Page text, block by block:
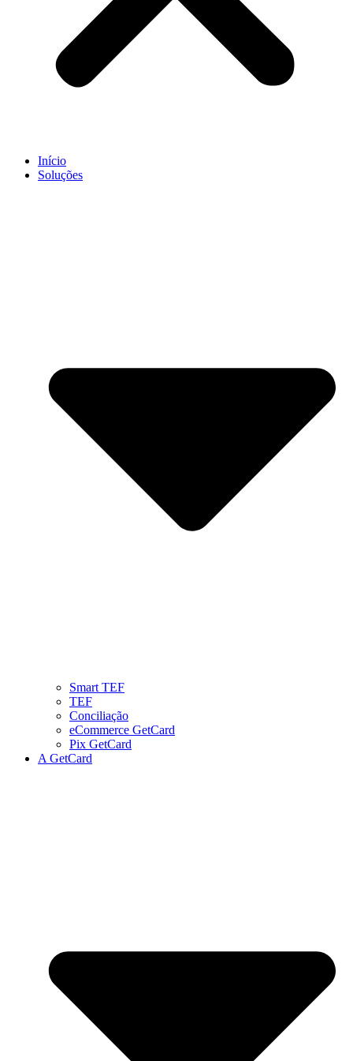
Início
Soluções
Smart TEF
TEF
Conciliação
eCommerce GetCard
Pix GetCard
A GetCard